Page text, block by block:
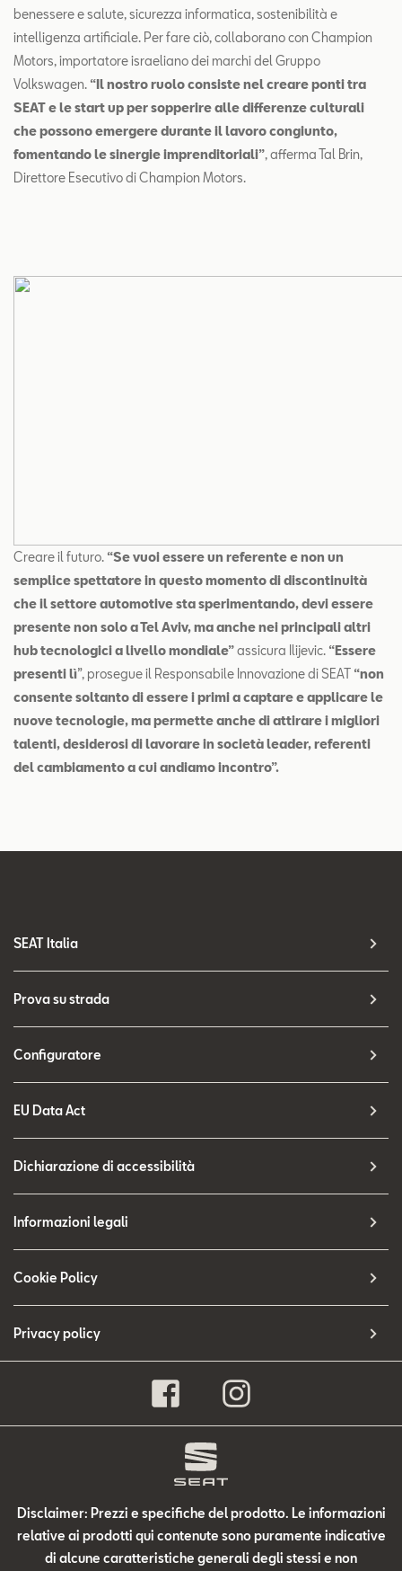
benessere e salute, sicurezza informatica, sostenibilità e
intelligenza artificiale. Per fare ciò, collaborano con Champion
Motors, importatore israeliano dei marchi del Gruppo
Volkswagen. “Il nostro ruolo consiste nel creare ponti tra
SEAT e le start up per sopperire alle differenze culturali
che possono emergere durante il lavoro congiunto,
fomentando le sinergie imprenditoriali”, afferma Tal Brin,
Direttore Esecutivo di Champion Motors.
Creare il futuro. “Se vuoi essere un referente e non un
semplice spettatore in questo momento di discontinuità
che il settore automotive sta sperimentando, devi essere
presente non solo a Tel Aviv, ma anche nei principali altri
hub tecnologici a livello mondiale”assicura Ilijevic. “Essere
presenti lì”, prosegue il Responsabile Innovazione di SEAT “non
consente soltanto di essere i primi a captare e applicare le
nuove tecnologie, ma permette anche di attirare i migliori
talenti, desiderosi di lavorare in società leader, referenti
del cambiamento a cui andiamo incontro”.
SEAT Italia
Prova su strada
Configuratore
EU Data Act
Dichiarazione di accessibilità
Informazioni legali
Cookie Policy
Privacy policy
Disclaimer: Prezzi e specifiche del prodotto. Le informazioni
relative ai prodotti qui contenute sono puramente indicative
di alcune caratteristiche generali degli stessi e non